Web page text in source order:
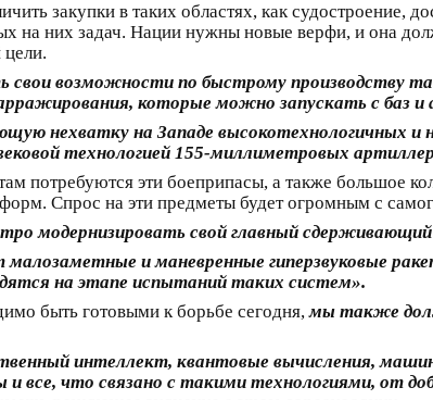
закупки в таких областях, как судостроение,
на них задач. Нации нужны новые верфи, и она
возможности по быстрому производству
которые можно запускать с баз и
нехватку на Западе высокотехнологичных и
технологией 155-миллиметровых
потребуются эти боеприпасы, а также большое
Спрос на эти предметы будет огромным с
модернизировать свой главный
и маневренные гиперзвуковые
на этапе испытаний таких систем».
быть готовыми к борьбе сегодня,мы также
интеллект, квантовые вычисления,
все, что связано с такими технологиями, от